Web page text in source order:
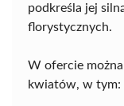
podkreśla jej
florystycznych.
W ofercie
kwiatów, w tym: